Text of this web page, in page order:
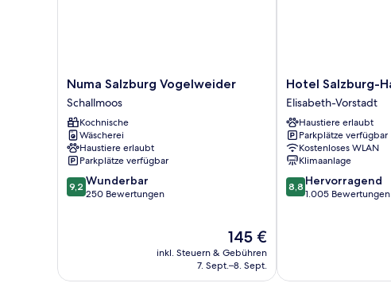
Numa
Salzburg
Vogelweider
Schallmoos
Numa Salzburg Vogelweider
Schallmoos
Kochnische
Wäscherei
Haustiere erlaubt
Parkplätze verfügbar
9.2
von
9,2 Wunderbar
250 Bewertungen
Der
Preis
beträgt
145 €
inkl. Steuern & Gebühren
7. Sept.–8. Sept.
Hotel
Salzburg-
Hauptbahnhof
Elisabeth-
Vorstadt
Hotel Salzburg-
Elisabeth-Vorstadt
Haustiere erlaubt
Parkplätze verfügbar
Kostenloses WLAN
Klimaanlage
8.8
von
8,8 Hervorragend
1.005 Bewertungen